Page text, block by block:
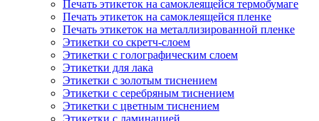
Печать этикеток на самоклеящейся термобумаге
Печать этикеток на самоклеящейся пленке
Печать этикеток на металлизированной пленке
Этикетки со скретч-слоем
Этикетки с голографическим слоем
Этикетки для лака
Этикетки с золотым тиснением
Этикетки с серебряным тиснением
Этикетки с цветным тиснением